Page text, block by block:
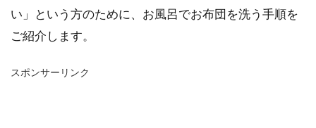
い」という方のために、お風呂でお布団を洗う手順を
ご紹介します。
スポンサーリンク